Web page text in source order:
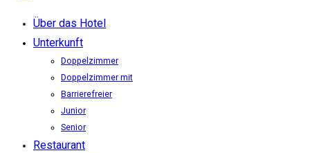
Über das Hotel
Unterkunft
Doppelzimmer
Doppelzimmer mit
Barrierefreier
Junior
Senior
Restaurant